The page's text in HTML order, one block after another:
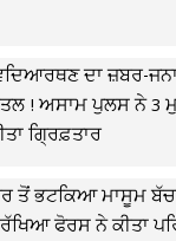
ਦਾ ਜ਼ਬਰ-
! ਅਸਾਮ ਪੁਲਸ ਨੇ 3
ਗ੍ਰਿਫ਼ਤਾਰ
ਤੋਂ ਭਟਕਿਆ ਮਾਸੂਮ
ਫੋਰਸ ਨੇ ਕੀਤਾ